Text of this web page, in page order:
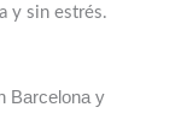
y sin estrés.
Barcelona y